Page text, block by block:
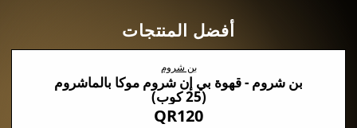
أفضل المنتجات
بن شروم
بن شروم - قهوة بي إن شروم موكا بالماشروم
(25 كوب)
QR120